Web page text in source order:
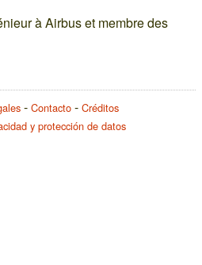
à Airbus et membre des
Contacto
Créditos
y protección de datos